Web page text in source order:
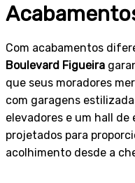
Com acabamentos
Boulevard Figueira
que seus moradores
com garagens
elevadores e um hall
projetados para
acolhimento desde a